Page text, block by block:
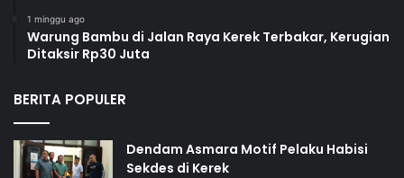
1 minggu ago
Warung Bambu di Jalan Raya Kerek Terbakar, Kerugian
Ditaksir Rp30 Juta
BERITA POPULER
Dendam Asmara Motif Pelaku Habisi
Sekdes di Kerek